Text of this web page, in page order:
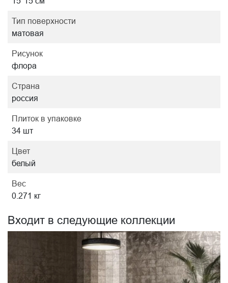
Тип поверхности
матовая
Рисунок
флора
Страна
россия
Плиток в упаковке
34 шт
Цвет
белый
Вес
0.271 кг
Входит в следующие коллекции